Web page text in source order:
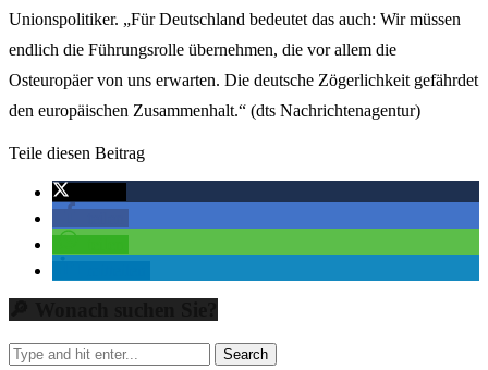
Unionspolitiker. „Für Deutschland bedeutet das auch: Wir müssen
endlich die Führungsrolle übernehmen, die vor allem die
Osteuropäer von uns erwarten. Die deutsche Zögerlichkeit gefährdet
den europäischen Zusammenhalt.“ (dts Nachrichtenagentur)
Teile diesen Beitrag